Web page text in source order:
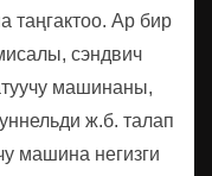
таңгактоо. Ар бир
сэндвич
машинаны,
ж.б. талап
машина негизги